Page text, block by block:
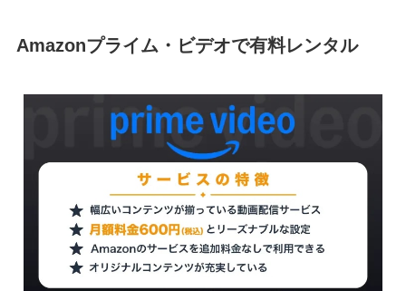
Amazonプライム・ビデオで有料レンタル